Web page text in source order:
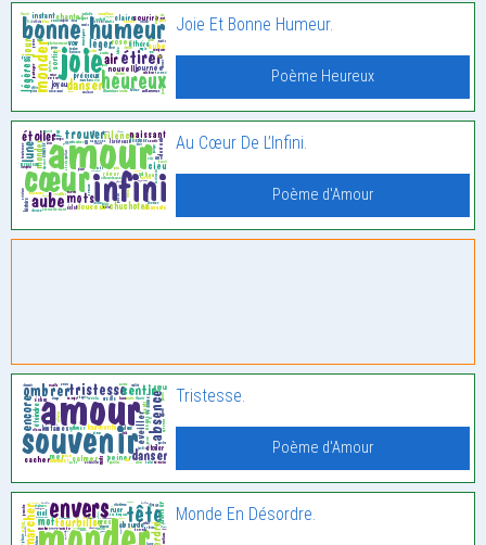
Joie Et Bonne Humeur.
Poème Heureux
Au Cœur De L’Infini.
Poème d'Amour
Tristesse.
Poème d'Amour
Monde En Désordre.